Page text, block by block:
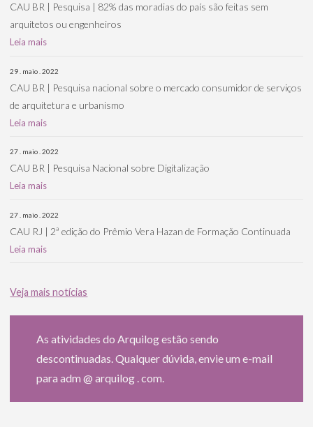
CAU BR | Pesquisa | 82% das moradias do país são feitas sem
arquitetos ou engenheiros
Leia mais
29 . maio . 2022
CAU BR | Pesquisa nacional sobre o mercado consumidor de serviços
de arquitetura e urbanismo
Leia mais
27 . maio . 2022
CAU BR | Pesquisa Nacional sobre Digitalização
Leia mais
27 . maio . 2022
CAU RJ | 2ª edição do Prêmio Vera Hazan de Formação Continuada
Leia mais
Veja mais notícias
As atividades do Arquilog estão sendo
descontinuadas. Qualquer dúvida, envie um e-mail
para adm @ arquilog . com.